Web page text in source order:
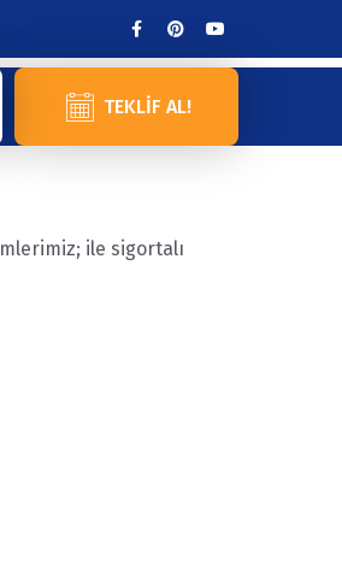
TEKLIF AL!
ile sigortalı